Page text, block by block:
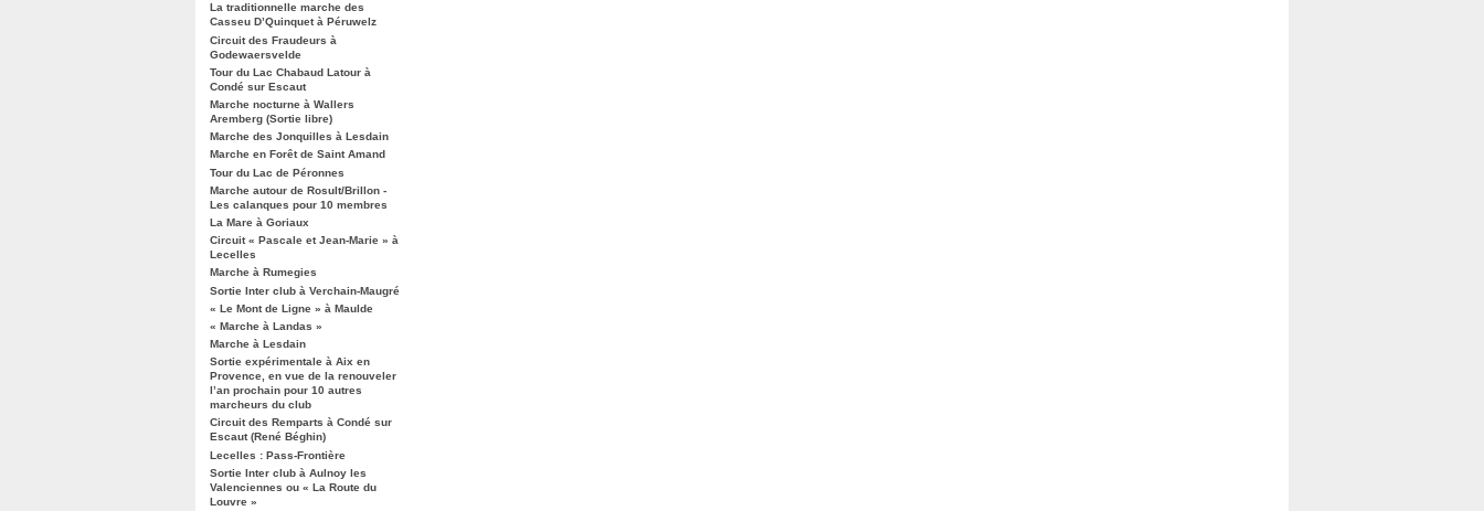
La traditionnelle marche des
Casseu D’Quinquet à Péruwelz
Circuit des Fraudeurs à
Godewaersvelde
Tour du Lac Chabaud Latour à
Condé sur Escaut
Marche nocturne à Wallers
Aremberg (Sortie libre)
Marche des Jonquilles à Lesdain
Marche en Forêt de Saint Amand
Tour du Lac de Péronnes
Marche autour de Rosult/Brillon -
Les calanques pour 10 membres
La Mare à Goriaux
Circuit « Pascale et Jean-Marie » à
Lecelles
Marche à Rumegies
Sortie Inter club à Verchain-Maugré
« Le Mont de Ligne » à Maulde
« Marche à Landas »
Marche à Lesdain
Sortie expérimentale à Aix en
Provence, en vue de la renouveler
l’an prochain pour 10 autres
marcheurs du club
Circuit des Remparts à Condé sur
Escaut (René Béghin)
Lecelles : Pass-Frontière
Sortie Inter club à Aulnoy les
Valenciennes ou « La Route du
Louvre »